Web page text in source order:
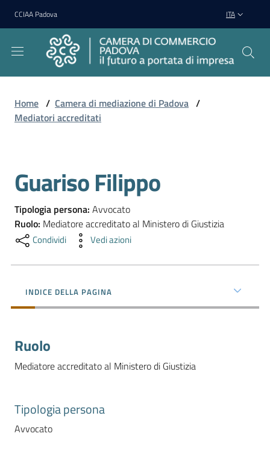
Vai al contenuto
Vai alla navigazione
Vai al footer
CCIAA Padova ITA
Camera
Padova
Menu selezionato
Codice
S
A
-
Home / Camera di mediazione di Padova /
Mediatori accreditati
Salta al contenuto
Guariso Filippo
Tipologia persona: Avvocato
Ruolo: Mediatore accreditato al Ministero di Giustizia
Condividi Vedi azioni
INDICE DELLA PAGINA
Ruolo
Mediatore accreditato al Ministero di Giustizia
Tipologia persona
Avvocato